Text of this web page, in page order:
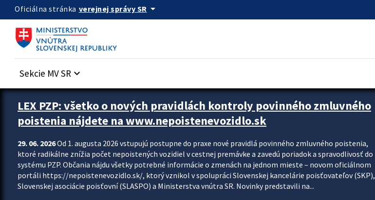
Preskocit na hlavný obsah
Oficiálna stránka verejnej správy SR arrow_drop_down
Sekcie MV SR keyboard_arrow_down
Zastavit automatický posun upútavok
LEX PZP: všetko o nových pravidlách kontroly povinného zmluvného
poistenia nájdete na www.nepoistenevozidlo.sk
29. 06. 2026Od 1. augusta 2026 vstupujú postupne do praxe nové pravidlá povinného zmluvného poistenia,
ktoré radikálne znížia počet nepoistených vozidiel v cestnej premávke a zavedú poriadok a spravodlivosť do
systému PZP. Občania nájdu všetky potrebné informácie o zmenách na jednom mieste – novom oficiálnom
portáli https://nepoistenevozidlo.sk/, ktorý vznikol v spolupráci Slovenskej kancelárie poisťovateľov (SKP),
Slovenskej asociácie poisťovní (SLASPO) a Ministerstva vnútra SR. Novinky predstavili na...